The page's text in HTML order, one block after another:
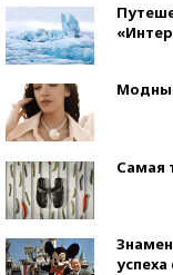
Самая